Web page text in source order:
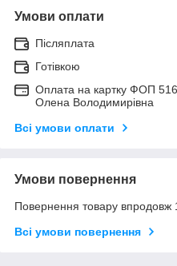
Умови оплати
Післяплата
Готівкою
Оплата на картку ФОП
Олена Володимирівна
Всі умови оплати
Умови повернення
Повернення товару впродовж
Всі умови повернення